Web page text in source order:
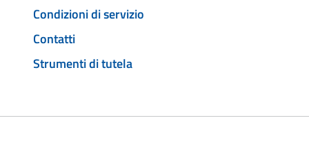
Condizioni di servizio
Contatti
Strumenti di tutela